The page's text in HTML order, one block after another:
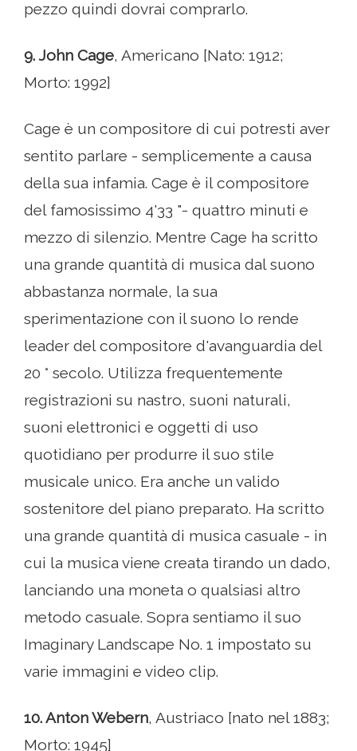
pezzo quindi dovrai comprarlo.
9. John Cage, Americano [Nato: 1912;
Morto: 1992]
Cage è un compositore di cui potresti aver
sentito parlare - semplicemente a causa
della sua infamia. Cage è il compositore
del famosissimo 4'33 "- quattro minuti e
mezzo di silenzio. Mentre Cage ha scritto
una grande quantità di musica dal suono
abbastanza normale, la sua
sperimentazione con il suono lo rende
leader del compositore d'avanguardia del
20 ° secolo. Utilizza frequentemente
registrazioni su nastro, suoni naturali,
suoni elettronici e oggetti di uso
quotidiano per produrre il suo stile
musicale unico. Era anche un valido
sostenitore del piano preparato. Ha scritto
una grande quantità di musica casuale - in
cui la musica viene creata tirando un dado,
lanciando una moneta o qualsiasi altro
metodo casuale. Sopra sentiamo il suo
Imaginary Landscape No. 1 impostato su
varie immagini e video clip.
10. Anton Webern, Austriaco [nato nel 1883;
Morto: 1945]